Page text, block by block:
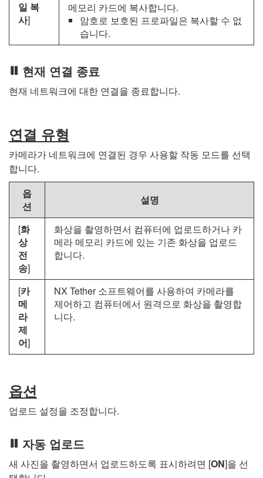
일 복
사]
메모리 카드에 복사합니다.
암호로 보호된 프로파일은 복사할 수 없
습니다.
현재 연결 종료
현재 네트워크에 대한 연결을 종료합니다.
연결 유형
카메라가 네트워크에 연결된 경우 사용할 작동 모드를 선택
합니다.
옵
션
설명
[화
상
전
송]
화상을 촬영하면서 컴퓨터에 업로드하거나 카
메라 메모리 카드에 있는 기존 화상을 업로드
합니다.
[카
메
라
제
어]
NX Tether소프트웨어를 사용하여 카메라를
제어하고 컴퓨터에서 원격으로 화상을 촬영합
니다.
옵션
업로드 설정을 조정합니다.
자동 업로드
새 사진을 촬영하면서 업로드하도록 표시하려면 [ON]을 선